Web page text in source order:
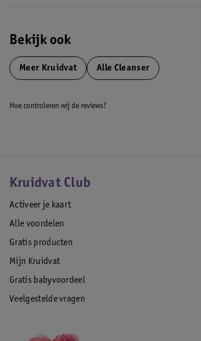
Bekijk ook
Meer Kruidvat Alle Cleanser
Hoe controleren wij de reviews?
Kruidvat Club
Activeer je kaart
Alle voordelen
Gratis producten
Mijn Kruidvat
Gratis babyvoordeel
Veelgestelde vragen